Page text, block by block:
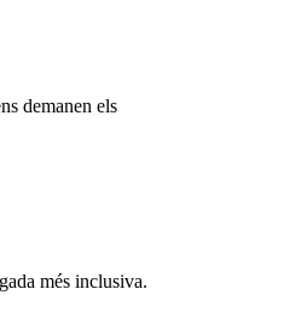
demanen els
més inclusiva.